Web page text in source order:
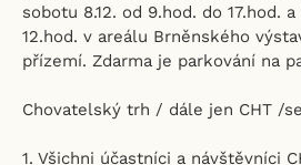
sobotu 8.12. od 9.hod. do 17.hod.
12.hod. v areálu Brněnského
přízemí. Zdarma je parkování na
Chovatelský trh / dále jen CHT /
1. Všichni účastníci a návštěvníci